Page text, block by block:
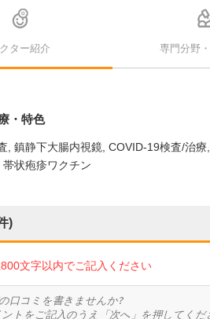
ター紹介 専門分野
・特色
鎮静下大腸内視鏡 COVID-19検査/治療
帯状疱疹ワクチン
)
文字以内でご記入ください